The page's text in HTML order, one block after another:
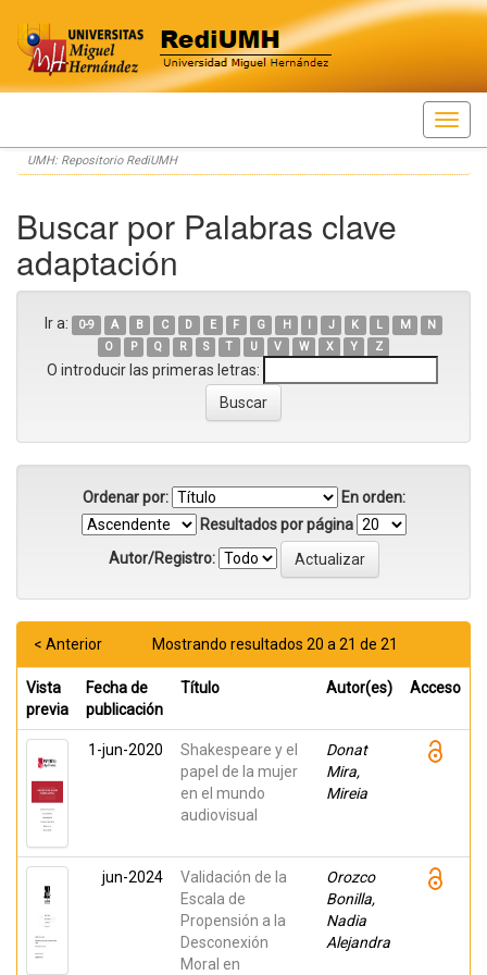
Skip
navigation
UMH: Repositorio RediUMH
Buscar por Palabras clave
adaptación
Ir a: 0-9 A B C D E F G H I J K L M
N
O
P Q R S T U V W X Y Z
O introducir las primeras letras:
Ordenar por:
En orden:
Resultados por página
Autor/Registro:
Mostrando resultados 20 a 21 de 21
< Anterior
Vista
previa
Fecha de
publicación
Título Autor(es) Acceso
1-jun-2020
Shakespeare y el
papel de la mujer
en el mundo
audiovisual
Donat
Mira,
Mireia
jun-2024
Validación de la
Escala de
Propensión a la
Desconexión
Moral en
Orozco
Bonilla,
Nadia
Alejandra